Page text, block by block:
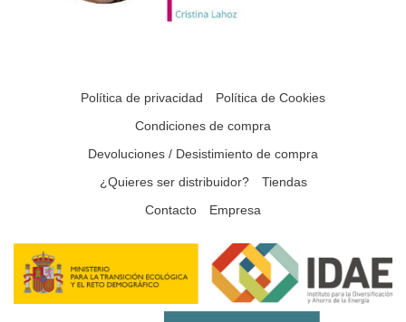
Política de privacidad
Política de Cookies
Condiciones de compra
Devoluciones / Desistimiento de compra
¿Quieres ser distribuidor?
Tiendas
Contacto
Empresa